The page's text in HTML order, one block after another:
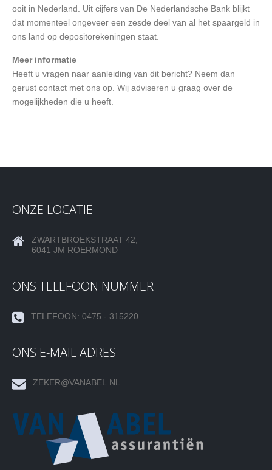
ooit in Nederland. Uit cijfers van De Nederlandsche Bank blijkt
dat momenteel ongeveer een zesde deel van al het spaargeld in
ons land op depositorekeningen staat.
Meer informatie
Heeft u vragen naar aanleiding van dit bericht? Neem dan
gerust contact met ons op. Wij adviseren u graag over de
mogelijkheden die u heeft.
ONZE LOCATIE
ZWARTBROEKSTRAAT 42,
6041 JM ROERMOND
ONS TELEFOON NUMMER
TELEFOON: 0475 - 315220
ONS E-MAIL ADRES
ZEKER@VANABEL.NL